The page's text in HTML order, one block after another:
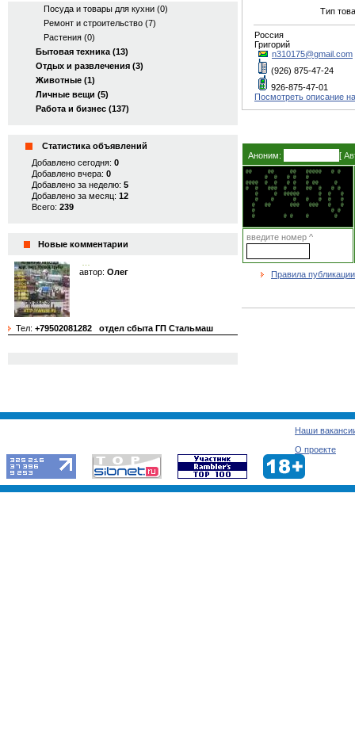
Посуда и товары для кухни (0)
Ремонт и строительство (7)
Растения (0)
Бытовая техника (13)
Отдых и развлечения (3)
Животные (1)
Личные вещи (5)
Работа и бизнес (137)
Статистика объявлений
Добавлено сегодня: 0
Добавлено вчера: 0
Добавлено за неделю: 5
Добавлено за месяц: 12
Всего: 239
Новые комментарии
автор: Олег
Тел: +79502081282 отдел сбыта ГП Стальмаш
Тип
Россия
Григорий
n310175@gmail.com
(926) 875-47-24
926-875-47-01
Посмотреть описание
Аноним: [
@@     @@     @@   @@@@@   @ @
      @  @   @ @   @
@@@@  @  @   @ @   @ @@     @
@  @   @@@  @  @   @@  @   @ @
   @     @  @@@@@      @  @   @
   @    @      @   @   @  @   @
  @   @@      @@@   @@@   @   @
  @                        @ @
  @         @ @    @        @
введите номер ^
Правила
Наши
О проекте